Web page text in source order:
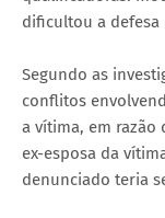
dificultou a defesa
Segundo as
conflitos
a vítima, em razão
ex-esposa da
denunciado teria